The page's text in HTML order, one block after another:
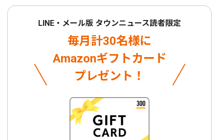
LINE・メール版 タウンニュース読者限定
毎月計30名様に
Amazonギフトカード
プレゼント！